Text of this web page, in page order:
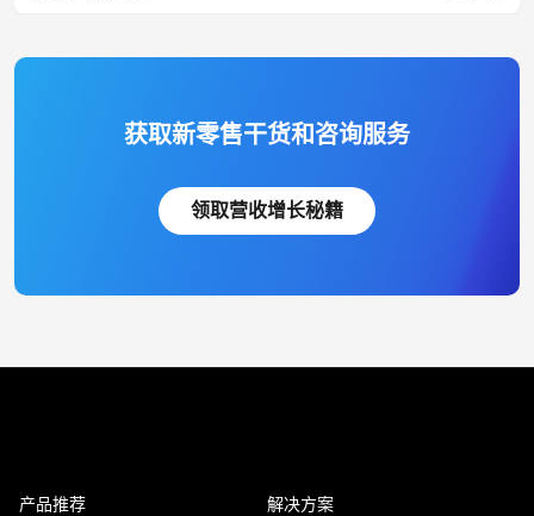
获取新零售干货和咨询服务
领取营收增长秘籍
产品推荐 解决方案